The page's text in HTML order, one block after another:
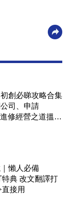
創必睇攻略合集
公司、申請
修經營之道搵大
懶人必備
典 改文翻譯打
接用